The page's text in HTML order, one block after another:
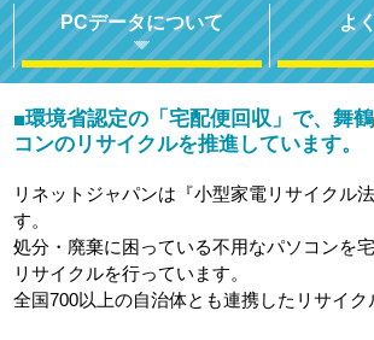
PCデータについて よ
■環境省認定の「宅配便回収」で、舞
コンのリサイクルを推進しています。
リネットジャパンは『小型家電リサイクル
す。
処分・廃棄に困っている不用なパソコンを
リサイクルを行っています。
全国700以上の自治体とも連携したリサイク